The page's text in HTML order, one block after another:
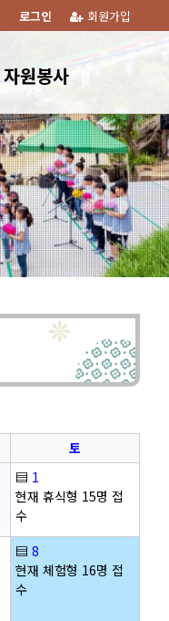
회원가입
로그인
자원봉사
토
▤ 1
현재 휴식형 15명 접
수
▤ 8
현재 체험형 16명 접
수